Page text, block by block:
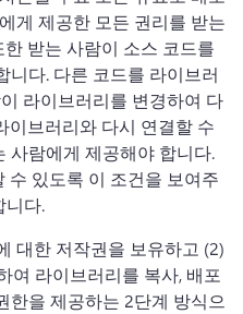
게 제공한 모든 권리를 받는
한 받는 사람이 소스 코드를
니다. 다른 코드를 라이브러
라이브러리를 변경하여 다
이브러리와 다시 연결할 수
있도록 전체 개체 파일을 받는 사람에게 제공해야 합니다.
수 있도록 이 조건을 보여주
니다.
대한 저작권을 보유하고 (2)
여 라이브러리를 복사, 배포
한을 제공하는 2단계 방식으